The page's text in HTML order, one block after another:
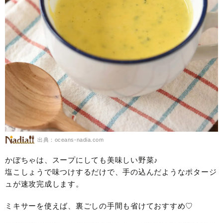
出典：oceans-nadia.com
かぼちゃは、スープにしても美味しい野菜♪
塩こしょうで味つけするだけで、手の込んだようなポタージ
ュが速攻完成します。
ミキサーを使えば、裏ごしの手間も省けておすすめ♡